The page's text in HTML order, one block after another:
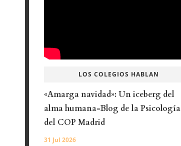
LOS COLEGIOS HABLAN
«Amarga navidad»: Un iceberg del
alma humana-Blog de la Psicología
del COP Madrid
31 Jul 2026